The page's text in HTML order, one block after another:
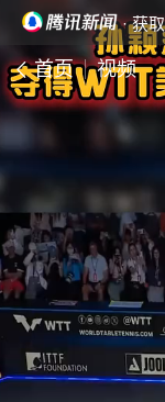
· 获
首页 视频